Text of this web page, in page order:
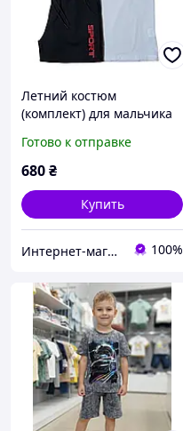
Летний костюм
(комплект) для мальчика
Венгрия
Готово к отправке
680₴
Купить
Интернет-магазин "Помаранчик" 100%